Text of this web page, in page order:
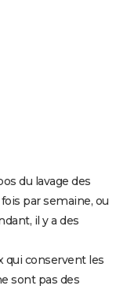
du lavage des
par semaine, ou
il y a des
qui conservent les
sont pas des